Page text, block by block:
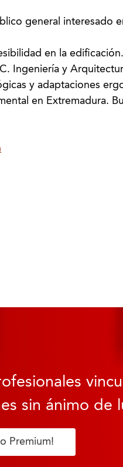
general interesado
en la
Ingeniería y
y adaptaciones
en Extremadura.
sin ánimo de
Premium!